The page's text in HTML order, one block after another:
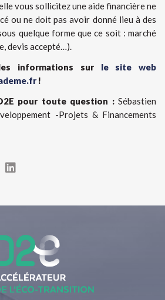
vous sollicitez une aide financière ne
ou ne doit pas avoir donné lieu à des
quelque forme que ce soit : marché
devis accepté…).
informations sur le site web
!
pour toute question : Sébastien
-Projets & Financements